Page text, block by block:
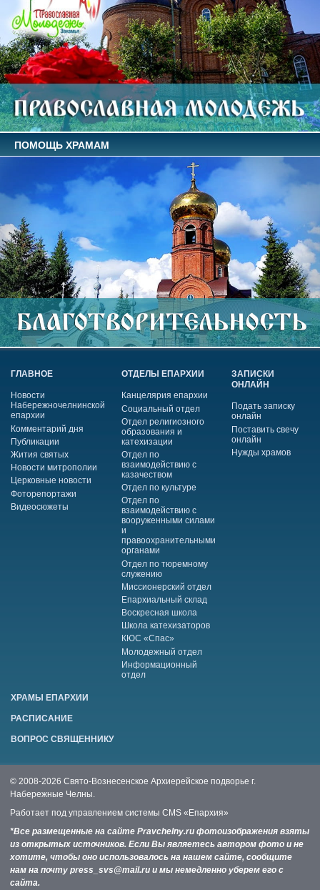
ПОМОЩЬ ХРАМАМ
ГЛАВНОЕ
Новости
Набережночелнинской
епархии
Комментарий дня
Публикации
Жития святых
Новости митрополии
Церковные новости
Фоторепортажи
Видеосюжеты
ОТДЕЛЫ ЕПАРХИИ
Канцелярия епархии
Социальный отдел
Отдел религиозного
образования и
катехизации
Отдел по
взаимодействию с
казачеством
Отдел по культуре
Отдел по
взаимодействию с
вооруженными силами
и
правоохранительными
органами
Отдел по тюремному
служению
Миссионерский отдел
Епархиальный склад
Воскресная школа
Школа катехизаторов
КЮС «Спас»
Молодежный отдел
Информационный
отдел
ЗАПИСКИ
ОНЛАЙН
Подать записку
онлайн
Поставить свечу
онлайн
Нужды храмов
ХРАМЫ ЕПАРХИИ
РАСПИСАНИЕ
ВОПРОС СВЯЩЕННИКУ
© 2008-2026 Свято-Вознесенское Архиерейское подворье г.
Набережные Челны.
Работает под управлением системы CMS «Епархия»
*Все размещенные на сайте Pravchelny.ru фотоизображения взяты
из открытых источников. Если Вы являетесь автором фото и не
хотите, чтобы оно использовалось на нашем сайте, сообщите
нам на почту press_svs@mail.ru и мы немедленно уберем его с
сайта.